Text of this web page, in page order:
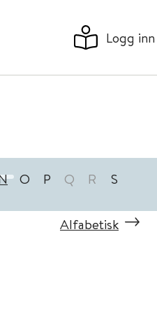
Logg inn
O P Q R S
Alfabetisk